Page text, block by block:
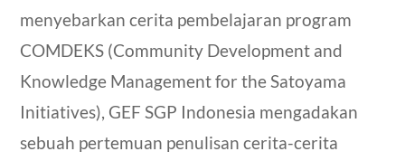
menyebarkan cerita pembelajaran program
COMDEKS (Community Development and
Knowledge Management for the Satoyama
Initiatives), GEF SGP Indonesia mengadakan
sebuah pertemuan penulisan cerita-cerita